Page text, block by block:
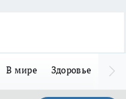
В мире Здоровье